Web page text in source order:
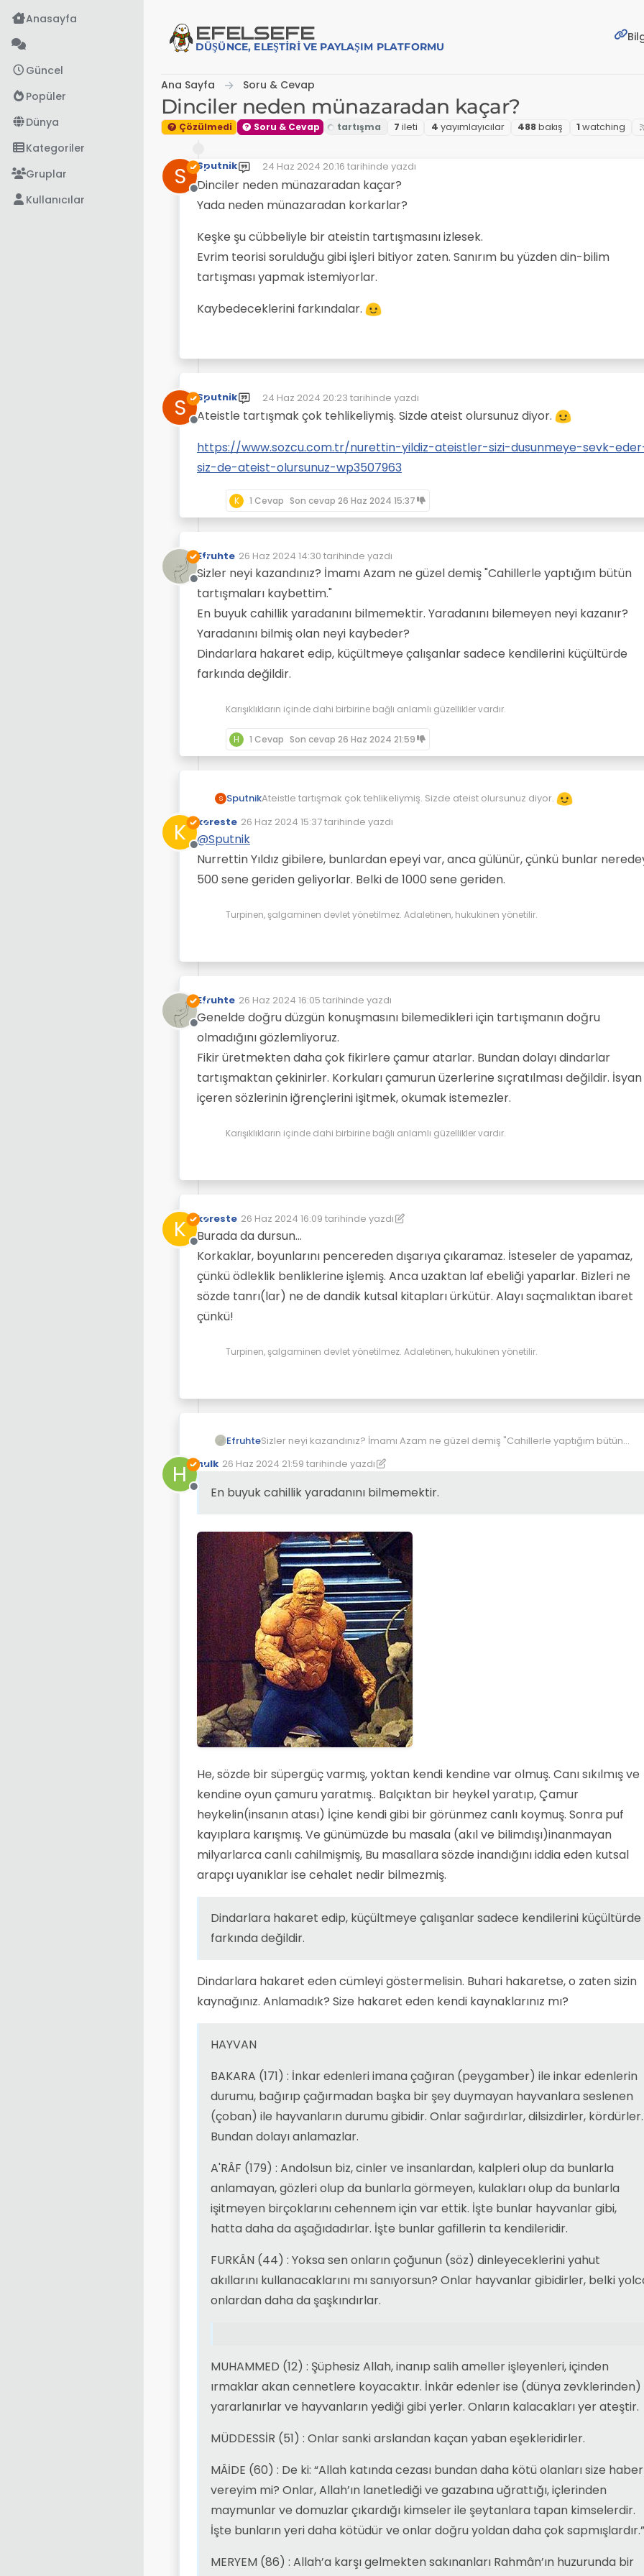
İçeriğe atla
Anasayfa
Güncel
Popüler
Dünya
Kategoriler
Gruplar
Kullanıcılar
EFELSEFE
DÜŞÜNCE, ELEŞTIRI VE PAYLAŞIM PLATFORMU
Ana Sayfa Soru & Cevap
Dinciler neden münazaradan kaçar?
Çözülmedi Soru & Cevap 7 i̇leti 4 yayımlayıcılar 488bakış 1watching
S
Çevrimdışı
Sputnik 24 Haz 2024 20:16 tarihinde yazdı
Son düzenleyen:
Dinciler neden münazaradan kaçar?
Yada neden münazaradan korkarlar?
Keşke şu cübbeliyle bir ateistin tartışmasını izlesek.
Evrim teorisi sorulduğu gibi işleri bitiyor zaten. Sanırım bu yüzden din-bilim
tartışması yapmak istemiyorlar.
Kaybedeceklerini farkındalar.
S
Çevrimdışı
Sputnik 24 Haz 2024 20:23 tarihinde yazdı
Son düzenleyen:
Ateistle tartışmak çok tehlikeliymiş. Sizde ateist olursunuz diyor.
https://www.sozcu.com.tr/nurettin-yildiz-ateistler-sizi-dusunmeye-sevk-
siz-de-ateist-olursunuz-wp3507963
K 1 Cevap Son cevap 26 Haz 2024 15:37
Çevrimdışı
Efruhte 26 Haz 2024 14:30 tarihinde yazdı
Son düzenleyen:
Sizler neyi kazandınız? İmamı Azam ne güzel demiş "Cahillerle yaptığım bütün
tartışmaları kaybettim."
En buyuk cahillik yaradanını bilmemektir. Yaradanını bilemeyen neyi kazanır?
Yaradanını bilmiş olan neyi kaybeder?
Dindarlara hakaret edip, küçültmeye çalışanlar sadece kendilerini küçültürde
farkında değildir.
Karışıklıkların içinde dahi birbirine bağlı anlamlı güzellikler vardır.
H 1 Cevap Son cevap 26 Haz 2024 21:59
S SputnikAteistle tartışmak çok tehlikeliymiş. Sizde ateist olursunuz diyor.
https://www.sozcu.com.tr/nurettin-yildiz-ateistler-sizi-dusunmeye-sevk-eder-
K
Çevrimdışı
kereste 26 Haz 2024 15:37tarihinde yazdı
Son düzenleyen:
@Sputnik
Nurrettin Yıldız gibilere, bunlardan epeyi var, anca gülünür, çünkü bunlar
500 sene geriden geliyorlar. Belki de 1000 sene geriden.
Turpinen, şalgaminen devlet yönetilmez. Adaletinen, hukukinen yönetilir.
Çevrimdışı
Efruhte 26 Haz 2024 16:05 tarihinde yazdı
Son düzenleyen:
Genelde doğru düzgün konuşmasını bilemedikleri için tartışmanın doğru
olmadığını gözlemliyoruz.
Fikir üretmekten daha çok fikirlere çamur atarlar. Bundan dolayı dindarlar
tartışmaktan çekinirler. Korkuları çamurun üzerlerine sıçratılması değildir. İsyan
içeren sözlerinin iğrençlerini işitmek, okumak istemezler.
Karışıklıkların içinde dahi birbirine bağlı anlamlı güzellikler vardır.
K
Çevrimdışı
kereste 26 Haz 2024 16:09 tarihinde yazdı
Son düzenleyen: kereste
Burada da dursun...
Korkaklar, boyunlarını pencereden dışarıya çıkaramaz. İsteseler de yapamaz,
çünkü ödleklik benliklerine işlemiş. Anca uzaktan laf ebeliği yaparlar. Bizleri ne
sözde tanrı(lar) ne de dandik kutsal kitapları ürkütür. Alayı saçmalıktan ibaret
çünkü!
Turpinen, şalgaminen devlet yönetilmez. Adaletinen, hukukinen yönetilir.
EfruhteSizler neyi kazandınız? İmamı Azam ne güzel demiş "Cahillerle yaptığım bütün
En buyuk cahillik yaradanını bilmemektir. Yaradanını bilemeyen neyi kazanır? Yaradanını
Dindarlara hakaret edip, küçültmeye çalışanlar sadece kendilerini küçültürde farkında
H
Çevrimdışı
hulk 26 Haz 2024 21:59 tarihinde yazdı
Son düzenleyen: hulk
En buyuk cahillik yaradanını bilmemektir.
He, sözde bir süpergüç varmış, yoktan kendi kendine var olmuş. Canı sıkılmış ve
kendine oyun çamuru yaratmış.. Balçıktan bir heykel yaratıp, Çamur
heykelin(insanın atası) İçine kendi gibi bir görünmez canlı koymuş. Sonra puf
kayıplara karışmış. Ve günümüzde bu masala (akıl ve bilimdışı)inanmayan
milyarlarca canlı cahilmişmiş, Bu masallara sözde inandığını iddia eden kutsal
arapçı uyanıklar ise cehalet nedir bilmezmiş.
Dindarlara hakaret edip, küçültmeye çalışanlar sadece kendilerini küçültürde
farkında değildir.
Dindarlara hakaret eden cümleyi göstermelisin. Buhari hakaretse, o zaten sizin
kaynağınız. Anlamadık? Size hakaret eden kendi kaynaklarınız mı?
HAYVAN
BAKARA (171) : İnkar edenleri imana çağıran (peygamber) ile inkar edenlerin
durumu, bağırıp çağırmadan başka bir şey duymayan hayvanlara seslenen
(çoban) ile hayvanların durumu gibidir. Onlar sağırdırlar, dilsizdirler, kördürler.
Bundan dolayı anlamazlar.
A'RÂF (179) : Andolsun biz, cinler ve insanlardan, kalpleri olup da bunlarla
anlamayan, gözleri olup da bunlarla görmeyen, kulakları olup da bunlarla
işitmeyen birçoklarını cehennem için var ettik. İşte bunlar hayvanlar gibi,
hatta daha da aşağıdadırlar. İşte bunlar gafillerin ta kendileridir.
FURKÂN (44) : Yoksa sen onların çoğunun (söz) dinleyeceklerini yahut
akıllarını kullanacaklarını mı sanıyorsun? Onlar hayvanlar gibidirler, belki
onlardan daha da şaşkındırlar.
MUHAMMED (12) : Şüphesiz Allah, inanıp salih ameller işleyenleri, içinden
ırmaklar akan cennetlere koyacaktır. İnkâr edenler ise (dünya zevklerinden)
yararlanırlar ve hayvanların yediği gibi yerler. Onların kalacakları yer ateştir.
MÜDDESSİR (51) : Onlar sanki arslandan kaçan yaban eşekleridirler.
MÂİDE (60) : De ki: “Allah katında cezası bundan daha kötü olanları size haber
vereyim mi? Onlar, Allah’ın lanetlediği ve gazabına uğrattığı, içlerinden
maymunlar ve domuzlar çıkardığı kimseler ile şeytanlara tapan kimselerdir.
İşte bunların yeri daha kötüdür ve onlar doğru yoldan daha çok sapmışlardır.”
MERYEM (86) : Allah’a karşı gelmekten sakınanları Rahmân’ın huzurunda bir